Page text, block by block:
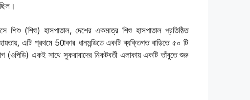
শিশু (শিশু) হাসপাতাল, দেশের একমাত্র শিশু হাসপাতাল প্রতিষ্ঠিত
এটি প্রথমে 50াকার ধানমন্ডিতে একটি ব্যক্তিগত বাড়িতে ৫০ টি
(ওপিডি) একই সাথে সুকরাবাদের নিকটবর্তী এলাকায় একটি তাঁবুতে শুরু